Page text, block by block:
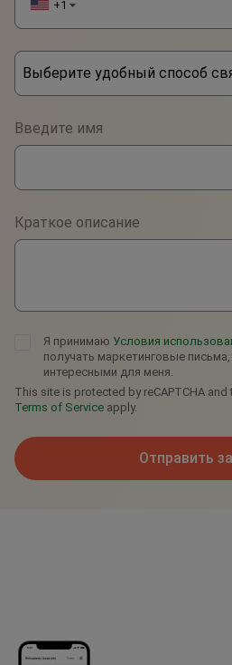
+1 ▼
Выберите удобный способ
WhatsApp
Viber
Telegram
Введите имя
Краткое описание
Я принимаю Условия
получать маркетинговые
интересными для меня.
This site is protected by reCAPTCHA and
Terms of Service apply.
Отправить